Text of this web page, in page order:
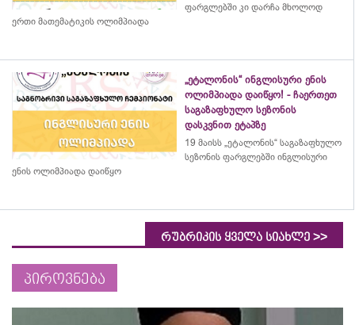
ფარგლებში კი დარჩა მხოლოდ
ერთი მათემატიკის ოლიმპიადა
„ეტალონის“ ინგლისური ენის
ოლიმპიადა დაიწყო! - ჩაერთეთ
საგაზაფხულო სეზონის
დასკვნით ეტაპზე
19 მაისს „ეტალონის“ საგაზაფხულო
სეზონის ფარგლებში ინგლისური
ენის ოლიმპიადა დაიწყო
რუბრიკის ყველა სიახლე >>
პიროვნება